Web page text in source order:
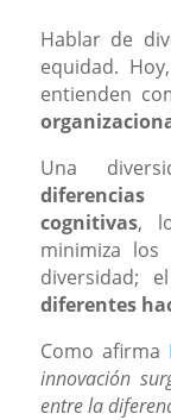
Hablar de
equidad.
entienden
Una
cognitivas,
minimiza
diversidad;
diferentes
Como afirma
innovación
entre la